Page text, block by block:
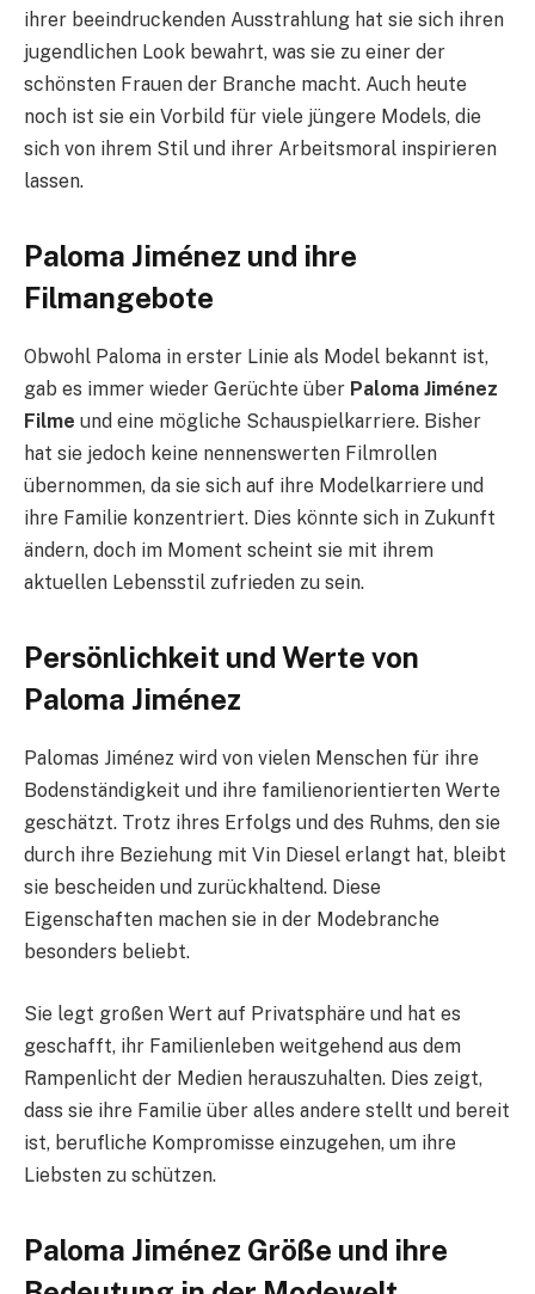
ihrer beeindruckenden Ausstrahlung hat sie sich ihren
jugendlichen Look bewahrt, was sie zu einer der
schönsten Frauen der Branche macht. Auch heute
noch ist sie ein Vorbild für viele jüngere Models, die
sich von ihrem Stil und ihrer Arbeitsmoral inspirieren
lassen.
Paloma Jiménez und ihre
Filmangebote
Obwohl Paloma in erster Linie als Model bekannt ist,
gab es immer wieder Gerüchte über Paloma Jiménez
Filme und eine mögliche Schauspielkarriere. Bisher
hat sie jedoch keine nennenswerten Filmrollen
übernommen, da sie sich auf ihre Modelkarriere und
ihre Familie konzentriert. Dies könnte sich in Zukunft
ändern, doch im Moment scheint sie mit ihrem
aktuellen Lebensstil zufrieden zu sein.
Persönlichkeit und Werte von
Paloma Jiménez
Palomas Jiménez wird von vielen Menschen für ihre
Bodenständigkeit und ihre familienorientierten Werte
geschätzt. Trotz ihres Erfolgs und des Ruhms, den sie
durch ihre Beziehung mit Vin Diesel erlangt hat, bleibt
sie bescheiden und zurückhaltend. Diese
Eigenschaften machen sie in der Modebranche
besonders beliebt.
Sie legt großen Wert auf Privatsphäre und hat es
geschafft, ihr Familienleben weitgehend aus dem
Rampenlicht der Medien herauszuhalten. Dies zeigt,
dass sie ihre Familie über alles andere stellt und bereit
ist, berufliche Kompromisse einzugehen, um ihre
Liebsten zu schützen.
Paloma Jiménez Größe und ihre